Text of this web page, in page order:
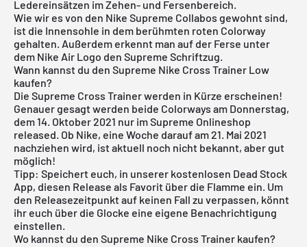
Ledereinsätzen im Zehen- und Fersenbereich.
Wie wir es von den Nike Supreme Collabos gewohnt sind,
ist die Innensohle in dem berühmten roten Colorway
gehalten. Außerdem erkennt man auf der Ferse unter
dem Nike Air Logo den Supreme Schriftzug.
Wann kannst du den Supreme Nike Cross Trainer Low
kaufen?
Die Supreme Cross Trainer werden in Kürze erscheinen!
Genauer gesagt werden beide Colorways am Donnerstag,
dem 14. Oktober 2021 nur im Supreme Onlineshop
released. Ob Nike, eine Woche darauf am 21. Mai 2021
nachziehen wird, ist aktuell noch nicht bekannt, aber gut
möglich!
Tipp: Speichert euch, in unserer kostenlosen Dead Stock
App, diesen Release als Favorit über die Flamme ein. Um
den Releasezeitpunkt auf keinen Fall zu verpassen, könnt
ihr euch über die Glocke eine eigene Benachrichtigung
einstellen.
Wo kannst du den Supreme Nike Cross Trainer kaufen?